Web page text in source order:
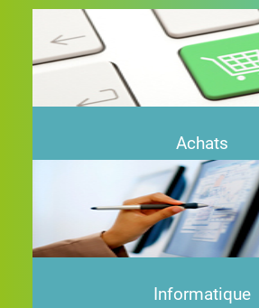
Achats
+
Informatique